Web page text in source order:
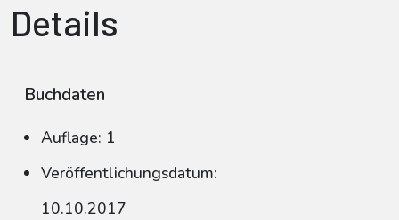
Details
Buchdaten
Auflage: 1
Veröffentlichungsdatum:
10.10.2017